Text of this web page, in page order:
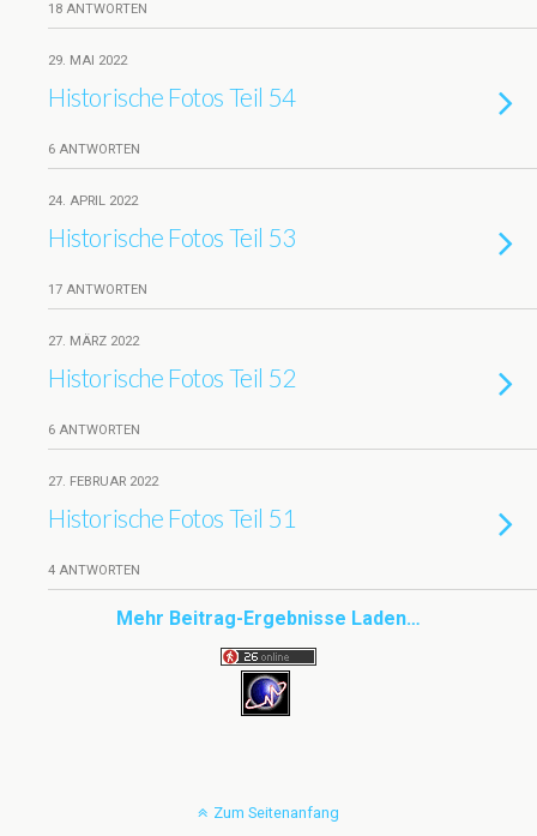
18 ANTWORTEN
29. MAI 2022
Historische Fotos Teil 54
6 ANTWORTEN
24. APRIL 2022
Historische Fotos Teil 53
17 ANTWORTEN
27. MÄRZ 2022
Historische Fotos Teil 52
6 ANTWORTEN
27. FEBRUAR 2022
Historische Fotos Teil 51
4 ANTWORTEN
Mehr Beitrag-Ergebnisse Laden…
Zum Seitenanfang